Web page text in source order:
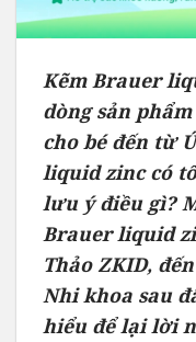
Kẽm Brauer
dòng sản
cho bé đến từ
liquid zinc có
lưu ý điều gì?
Brauer liquid
Thảo ZKID,
Nhi khoa sau
hiểu để lại lời